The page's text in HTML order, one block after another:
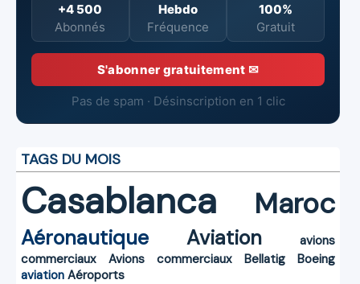
+4 500
Abonnés
Hebdo
Fréquence
100%
Gratuit
S'abonner gratuitement ✉
Pas de spam · Désinscription en 1 clic
TAGS DU MOIS
Casablanca Maroc
Aéronautique Aviation
avions
commerciaux
Avions commerciaux Bellatig
Boeing
aviation Aéroports